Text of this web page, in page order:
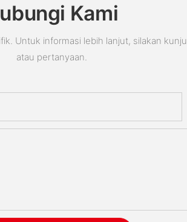
Kami
Untuk informasi lebih lanjut, silakan
atau pertanyaan.